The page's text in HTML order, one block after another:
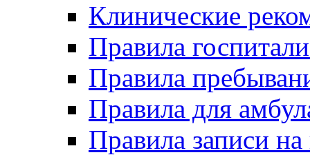
Клинические
Правила
Правила
Правила для
Правила записи